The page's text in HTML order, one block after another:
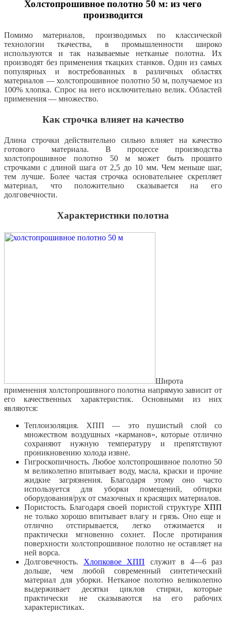
Холстопрошивное полотно 50 м: из чего
производится
Помимо материалов, производимых по классической
технологии ткачества, в промышленности широко
используются и так называемые нетканые полотна. Их
производят без применения ткацких станков. Один из самых
популярных и востребованных в различных областях
материалов — холстопрошивное полотно 50 м, получаемое из
100% хлопка. Спрос на него исключительно велик. Областей
применения — множество.
Как строчка влияет на качество
Длина строчки действительно сильно влияет на качество
готового материала. В процессе производства
холстопрошивное полотно 50 м может быть прошито
строчками с длиной шага от 2,5 до 10 мм. Чем меньше шаг,
тем лучше. Более частая строчка основательнее скрепляет
материал, что положительно сказывается на его
долговечности.
Характеристики полотна
Широта
применения холстопрошивного полотна напрямую зависит от
его качественных характеристик. Основными из них
являются:
Теплоизоляция. ХПП — это пушистый слой со
множеством воздушных «карманов», которые отлично
сохраняют нужную температуру и препятствуют
проникновению холода извне.
Гигроскопичность. Любое холстопрошивное полотно 50
м великолепно впитывает воду, масла, краски и прочие
жидкие загрязнения. Благодаря этому оно часто
используется для уборки помещений, обтирки
оборудования/рук от смазочных и красящих материалов.
Пористость. Благодаря своей пористой структуре ХПП
не только хорошо впитывает влагу и грязь. Оно еще и
отлично отстирывается, легко отжимается и
практически мгновенно сохнет. После протирания
поверхности холстопрошивное полотно не оставляет на
ней ворса.
Долговечность. Хлопковое ХПП служит в 4—6 раз
дольше, чем любой современный синтетический
материал для уборки. Нетканое полотно великолепно
выдерживает десятки циклов стирки, которые
практически не сказываются на его рабочих
характеристиках.